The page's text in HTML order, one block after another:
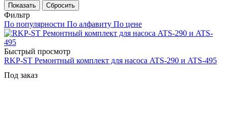
Сбросить
Фильтр
По популярности По алфавиту По цене
Быстрый просмотр
RKP-ST Ремонтный комплект для насоса ATS-290 и ATS-495
Под заказ